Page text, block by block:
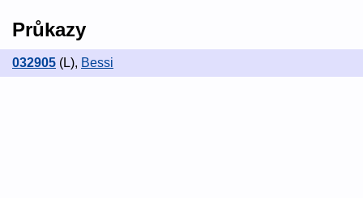
Průkazy
032905 (L), Bessi